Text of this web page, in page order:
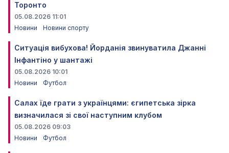
Торонто
05.08.2026 11:01
Новини
Новини спорту
Ситуація вибухова! Йорданія звинуватила Джанні
Інфантіно у шантажі
05.08.2026 10:01
Новини
Футбол
Салах їде грати з українцями: єгипетська зірка
визначилася зі свої наступним клубом
05.08.2026 09:03
Новини
Футбол